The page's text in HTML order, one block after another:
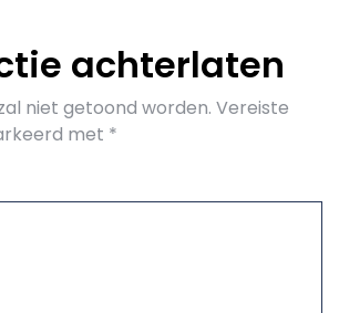
achterlaten
niet getoond worden. Vereiste
met *